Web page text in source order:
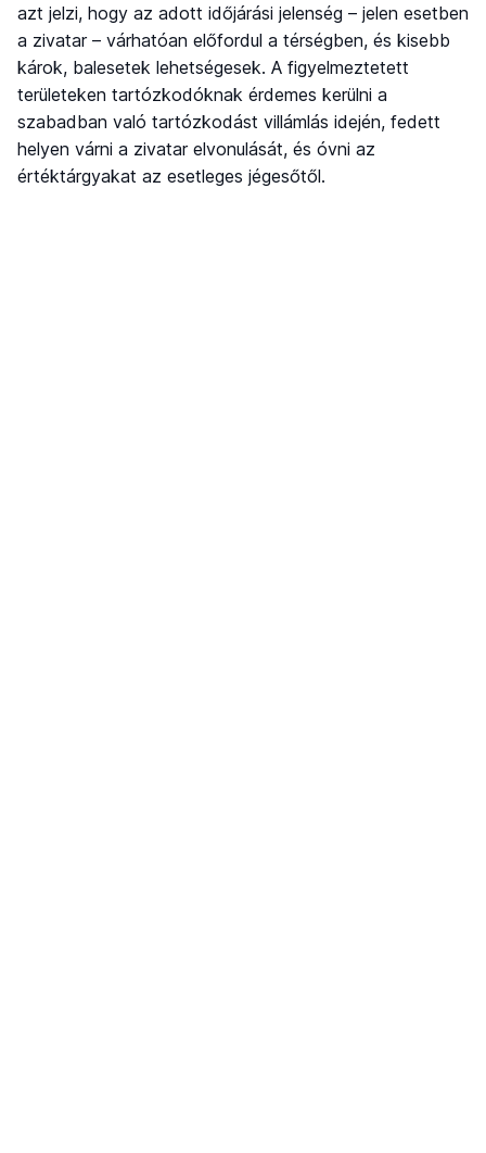
azt jelzi, hogy az adott időjárási jelenség – jelen esetben
a zivatar – várhatóan előfordul a térségben, és kisebb
károk, balesetek lehetségesek. A figyelmeztetett
területeken tartózkodóknak érdemes kerülni a
szabadban való tartózkodást villámlás idején, fedett
helyen várni a zivatar elvonulását, és óvni az
értéktárgyakat az esetleges jégesőtől.